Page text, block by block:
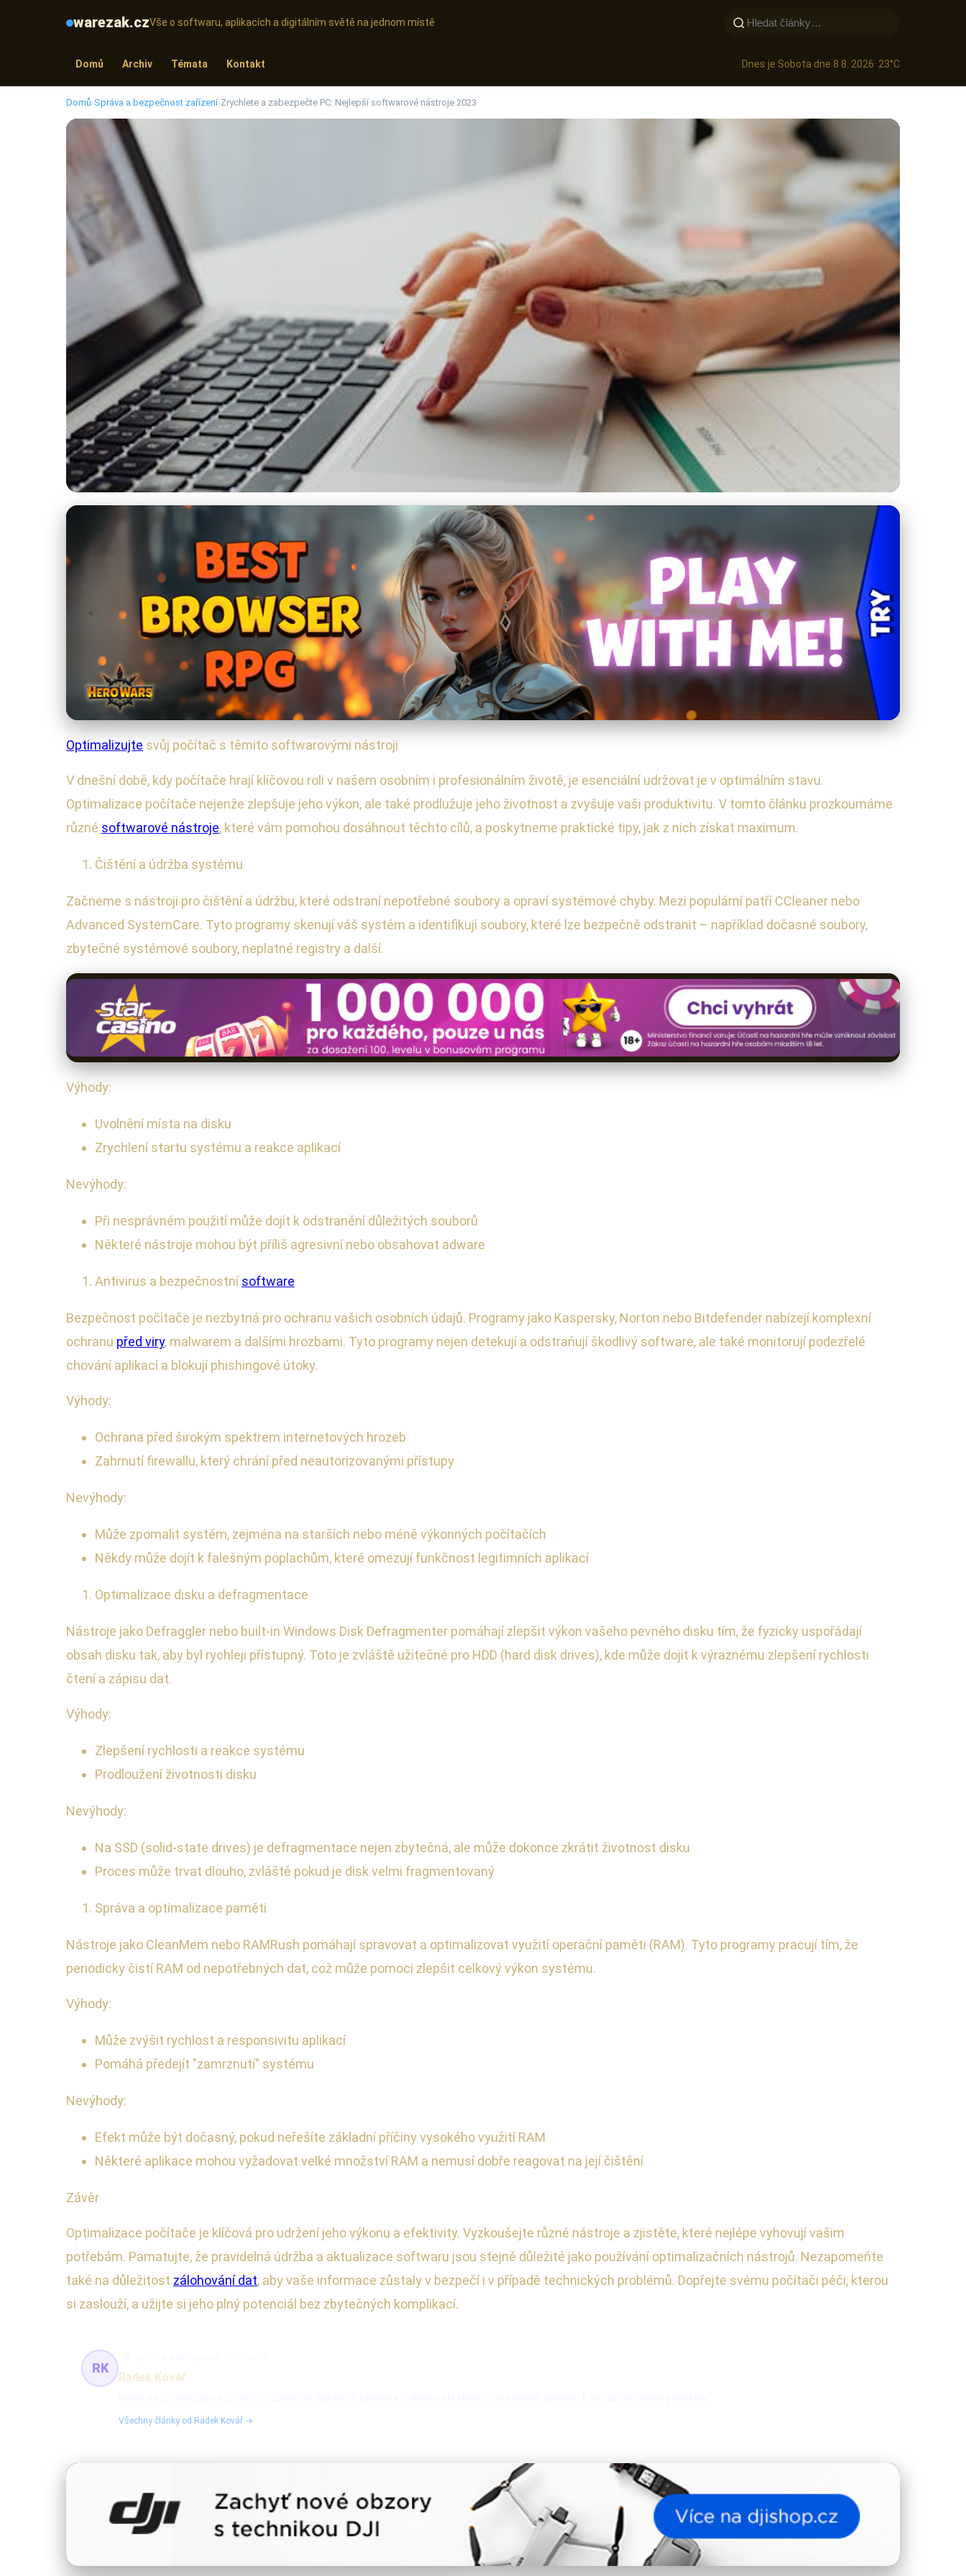
warezak.czVše o softwaru, aplikacích a digitálním světě na jednom místě
Domů Archiv Témata Kontakt Dnes je Sobota dne 8 8. 2026· 23°C
Domů›Správa a bezpečnost zařízení›Zrychlete a zabezpečte PC: Nejlepší softwarové nástroje 2023
Zrychlete a zabezpečte PC: Nejlepší softwarové nástroje 2023
· 4 min čtení · Autor: Radek Kovář
Optimalizujte svůj počítač s těmito softwarovými nástroji
V dnešní době, kdy počítače hrají klíčovou roli v našem osobním i profesionálním životě, je esenciální udržovat je v optimálním stavu.
Optimalizace počítače nejenže zlepšuje jeho výkon, ale také prodlužuje jeho životnost a zvyšuje vaši produktivitu. V tomto článku prozkoumáme
různé softwarové nástroje, které vám pomohou dosáhnout těchto cílů, a poskytneme praktické tipy, jak z nich získat maximum.
Čištění a údržba systému
Začneme s nástroji pro čištění a údržbu, které odstraní nepotřebné soubory a opraví systémové chyby. Mezi populární patří CCleaner nebo
Advanced SystemCare. Tyto programy skenují váš systém a identifikují soubory, které lze bezpečně odstranit – například dočasné soubory,
zbytečné systémové soubory, neplatné registry a další.
Výhody:
Uvolnění místa na disku
Zrychlení startu systému a reakce aplikací
Nevýhody:
Při nesprávném použití může dojít k odstranění důležitých souborů
Některé nástroje mohou být příliš agresivní nebo obsahovat adware
Antivirus a bezpečnostnísoftware
Bezpečnost počítače je nezbytná pro ochranu vašich osobních údajů. Programy jako Kaspersky, Norton nebo Bitdefender nabízejí komplexní
ochranu před viry, malwarem a dalšími hrozbami. Tyto programy nejen detekují a odstraňují škodlivý software, ale také monitorují podezřelé
chování aplikací a blokují phishingové útoky.
Výhody:
Ochrana před širokým spektrem internetových hrozeb
Zahrnutí firewallu, který chrání před neautorizovanými přístupy
Nevýhody:
Může zpomalit systém, zejména na starších nebo méně výkonných počítačích
Někdy může dojít k falešným poplachům, které omezují funkčnost legitimních aplikací
Optimalizace disku a defragmentace
Nástroje jako Defraggler nebo built-in Windows Disk Defragmenter pomáhají zlepšit výkon vašeho pevného disku tím, že fyzicky uspořádají
obsah disku tak, aby byl rychleji přístupný. Toto je zvláště užitečné pro HDD (hard disk drives), kde může dojít k výraznému zlepšení rychlosti
čtení a zápisu dat.
Výhody:
Zlepšení rychlosti a reakce systému
Prodloužení životnosti disku
Nevýhody:
Na SSD (solid-state drives) je defragmentace nejen zbytečná, ale může dokonce zkrátit životnost disku
Proces může trvat dlouho, zvláště pokud je disk velmi fragmentovaný
Správa a optimalizace paměti
Nástroje jako CleanMem nebo RAMRush pomáhají spravovat a optimalizovat využití operační paměti (RAM). Tyto programy pracují tím, že
periodicky čistí RAM od nepotřebných dat, což může pomoci zlepšit celkový výkon systému.
Výhody:
Může zvýšit rychlost a responsivitu aplikací
Pomáhá předejít "zamrznutí" systému
Nevýhody:
Efekt může být dočasný, pokud neřešíte základní příčiny vysokého využití RAM
Některé aplikace mohou vyžadovat velké množství RAM a nemusí dobře reagovat na její čištění
Závěr
Optimalizace počítače je klíčová pro udržení jeho výkonu a efektivity. Vyzkoušejte různé nástroje a zjistěte, které nejlépe vyhovují vašim
potřebám. Pamatujte, že pravidelná údržba a aktualizace softwaru jsou stejně důležité jako používání optimalizačních nástrojů. Nezapomeňte
také na důležitost zálohování dat, aby vaše informace zůstaly v bezpečí i v případě technických problémů. Dopřejte svému počítači péči, kterou
si zaslouží, a užijte si jeho plný potenciál bez zbytečných komplikací.
RK
Radek Kovář
Všechny články od Radek Kovář →